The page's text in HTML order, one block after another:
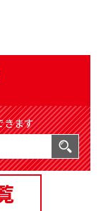
きます